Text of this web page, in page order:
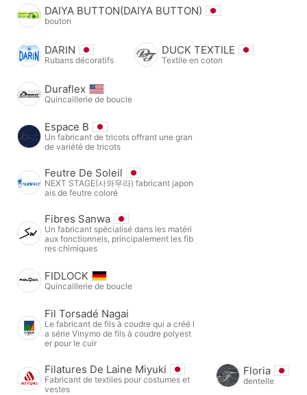
DAIYA BUTTON(DAIYA BUTTON)
bouton
DARIN
Rubans décoratifs
DUCK TEXTILE
Textile en coton
Duraflex
Quincaillerie de boucle
Espace B
Un fabricant de tricots offrant une gran
de variété de tricots
Feutre De Soleil
NEXT STAGE(사와무라) fabricant japon
ais de feutre coloré
Fibres Sanwa
Un fabricant spécialisé dans les matéri
aux fonctionnels, principalement les fib
res chimiques
FIDLOCK
Quincaillerie de boucle
Fil Torsadé Nagai
Le fabricant de fils à coudre qui a créé l
a série Vinymo de fils à coudre polyest
er pour le cuir
Filatures De Laine Miyuki
Fabricant de textiles pour costumes et
vestes
Floria
dentelle